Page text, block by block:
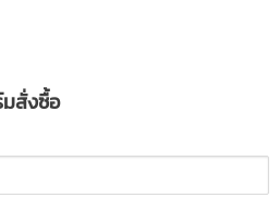
สั่งซื้อ